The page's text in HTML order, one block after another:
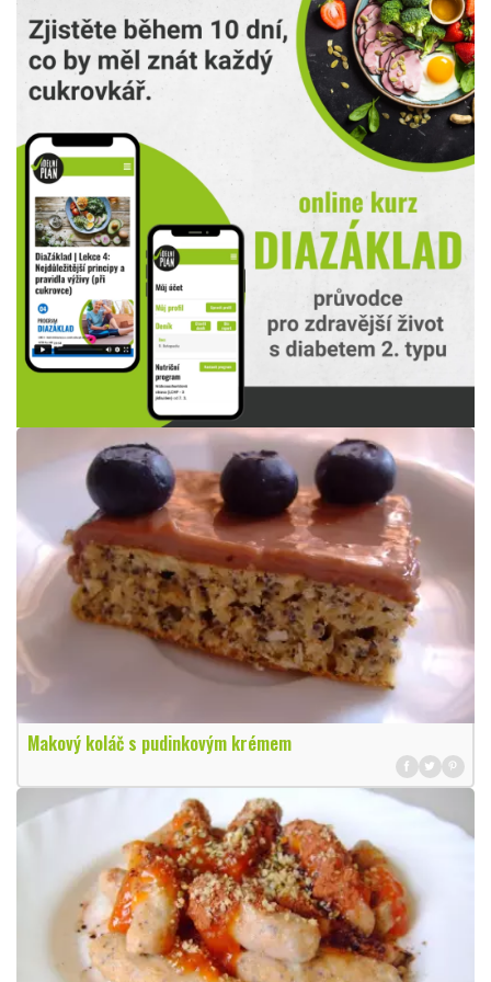
Makový koláč s pudinkovým krémem